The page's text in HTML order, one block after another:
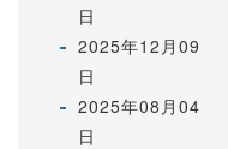
日
2025年12月09
日
2025年08月04
日